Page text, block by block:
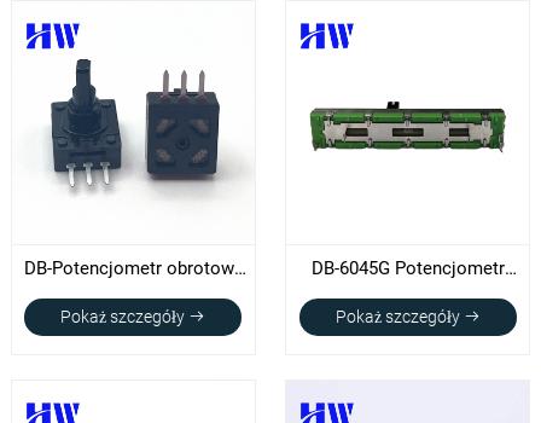
DB-Potencjometr obrotowy
10KV 10mm
Pokaż szczegóły
DB-6045G Potencjometr
suwakowy
Pokaż szczegóły